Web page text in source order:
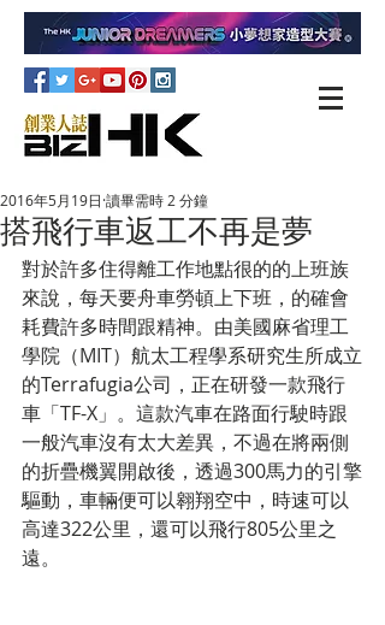
搭飛行車返工不再是夢
2016年5月19日 讀畢需時 2 分鐘
對於許多住得離工作地點很的的上班族
來說，每天要舟車勞頓上下班，的確會
耗費許多時間跟精神。由美國麻省理工
學院（MIT）航太工程學系研究生所成立
的Terrafugia公司，正在研發一款飛行
車「TF-X」。這款汽車在路面行駛時跟
一般汽車沒有太大差異，不過在將兩側
的折疊機翼開啟後，透過300馬力的引擎
驅動，車輛便可以翱翔空中，時速可以
高達322公里，還可以飛行805公里之
遠。